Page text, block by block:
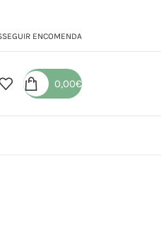
SEGUIR ENCOMENDA
0,00€